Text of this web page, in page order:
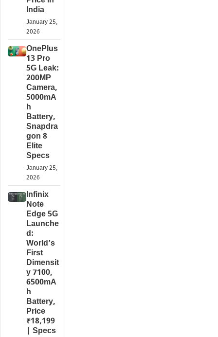
India
January 25,
2026
OnePlus
13 Pro
5G Leak:
200MP
Camera,
5000mA
h
Battery,
Snapdra
gon 8
Elite
Specs
January 25,
2026
Infinix
Note
Edge 5G
Launche
d:
World’s
First
Dimensit
y 7100,
6500mA
h
Battery,
Price
₹18,199
| Specs